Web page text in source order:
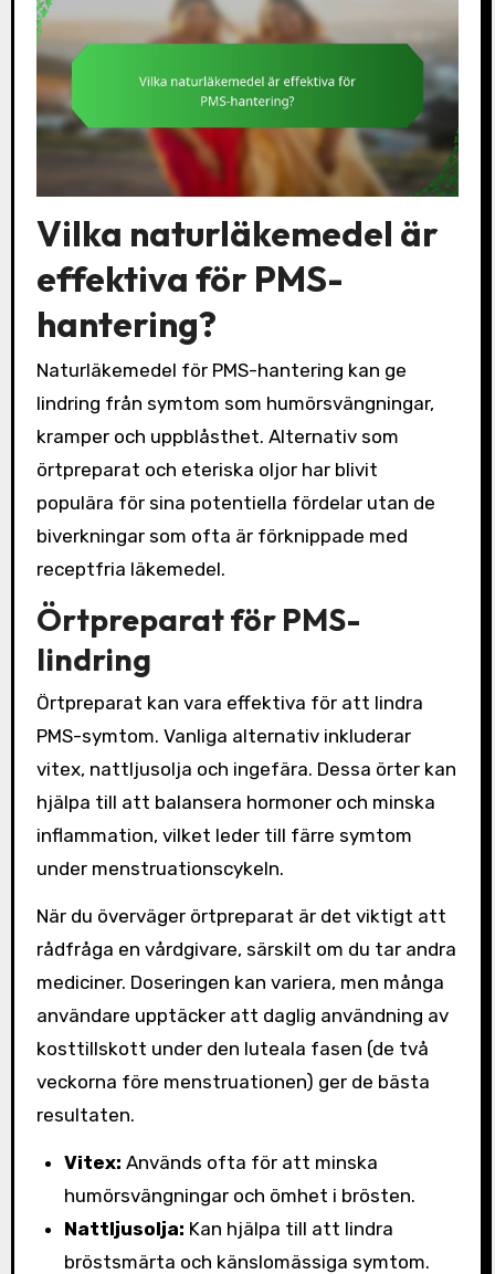
Vilka naturläkemedel är
effektiva för PMS-
hantering?
Naturläkemedel för PMS-hantering kan ge
lindring från symtom som humörsvängningar,
kramper och uppblåsthet. Alternativ som
örtpreparat och eteriska oljor har blivit
populära för sina potentiella fördelar utan de
biverkningar som ofta är förknippade med
receptfria läkemedel.
Örtpreparat för PMS-
lindring
Örtpreparat kan vara effektiva för att lindra
PMS-symtom. Vanliga alternativ inkluderar
vitex, nattljusolja och ingefära. Dessa örter kan
hjälpa till att balansera hormoner och minska
inflammation, vilket leder till färre symtom
under menstruationscykeln.
När du överväger örtpreparat är det viktigt att
rådfråga en vårdgivare, särskilt om du tar andra
mediciner. Doseringen kan variera, men många
användare upptäcker att daglig användning av
kosttillskott under den luteala fasen (de två
veckorna före menstruationen) ger de bästa
resultaten.
Vitex: Används ofta för att minska
humörsvängningar och ömhet i brösten.
Nattljusolja: Kan hjälpa till att lindra
bröstsmärta och känslomässiga symtom.